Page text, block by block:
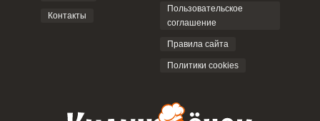
Контакты
Пользовательское
соглашение
Правила сайта
Политики cookies